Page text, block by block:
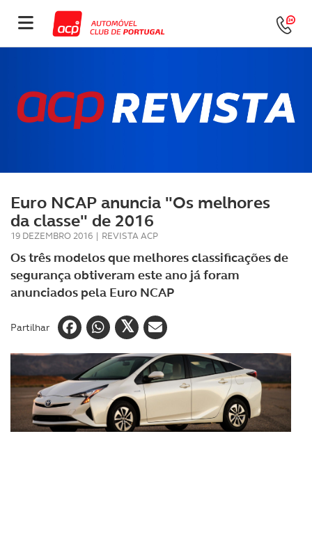
Euro NCAP anuncia "Os melhores
da classe" de 2016
19 DEZEMBRO 2016 | REVISTA ACP
Os três modelos que melhores classificações de
segurança obtiveram este ano já foram
anunciados pela Euro NCAP
Partilhar